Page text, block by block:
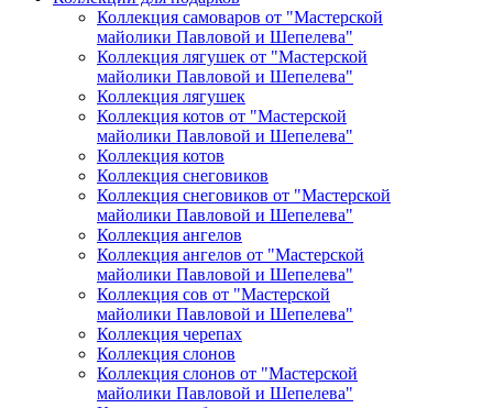
Коллекция самоваров от "Мастерской
майолики Павловой и Шепелева"
Коллекция лягушек от "Мастерской
майолики Павловой и Шепелева"
Коллекция лягушек
Коллекция котов от "Мастерской
майолики Павловой и Шепелева"
Коллекция котов
Коллекция снеговиков
Коллекция снеговиков от "Мастерской
майолики Павловой и Шепелева"
Коллекция ангелов
Коллекция ангелов от "Мастерской
майолики Павловой и Шепелева"
Коллекция сов от "Мастерской
майолики Павловой и Шепелева"
Коллекция черепах
Коллекция слонов
Коллекция слонов от "Мастерской
майолики Павловой и Шепелева"